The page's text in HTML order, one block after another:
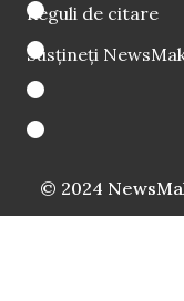
Reguli de citare
Susțineți
© 2024